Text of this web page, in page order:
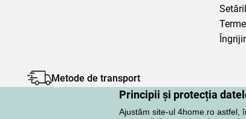
Principii și protecția
Ajustăm site-ul 4home.ro astfel,
Metode de transport